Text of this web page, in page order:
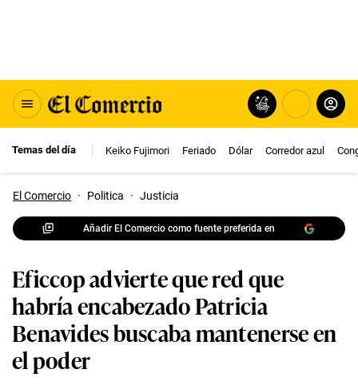
Temas del día Keiko Fujimori Feriado Dólar Corredor azul
El Comercio · Politica · Justicia
Añadir El Comercio como fuente preferida en
Eficcop advierte que red que
habría encabezado Patricia
Benavides buscaba mantenerse en
el poder